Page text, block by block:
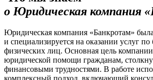
о Юридическая компания
Юридическая компания «Банкротам»
и специализируется на оказании услуг по
физических лиц. Основная цель
юридической помощи гражданам,
финансовыми трудностями. В работе